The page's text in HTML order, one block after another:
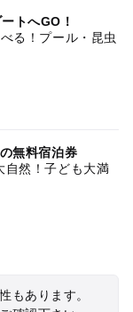
トへGO！
る！プール・昆虫
無料宿泊券
自然！子ども大満
もあります。